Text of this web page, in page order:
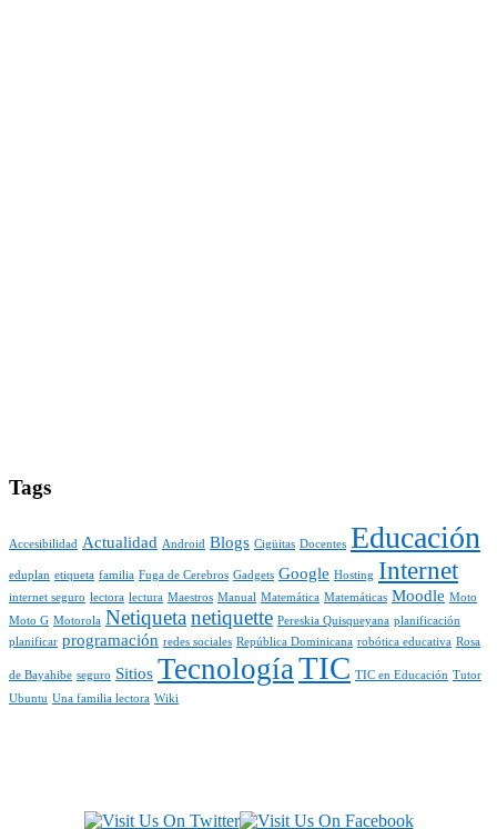
Tags
Accesibilidad Actualidad Android Blogs Cigüitas Docentes Educación
eduplan etiqueta familia Fuga de Cerebros Gadgets Google Hosting Internet
internet seguro lectora lectura Maestros Manual Matemática Matemáticas Moodle Moto
Moto G Motorola Netiquetanetiquette Pereskia Quisqueyana planificación
planificar programación redes sociales República Dominicana robótica educativa Rosa
de Bayahibe seguro Sitios TecnologíaTIC TIC en Educación Tutor
Ubuntu Una familia lectora Wiki